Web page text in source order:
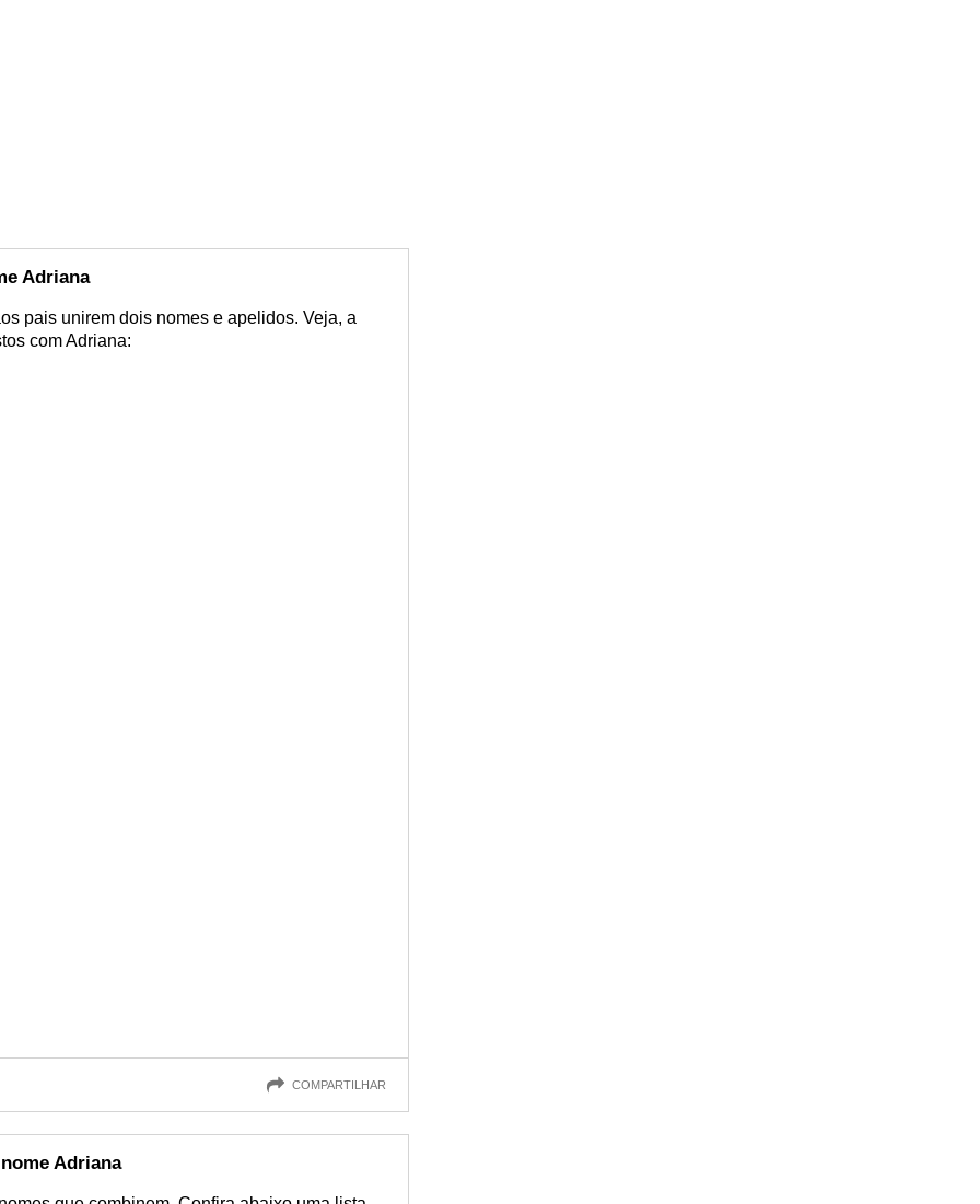
Adriana
pais unirem dois nomes e apelidos. Veja, a
com Adriana:
COMPARTILHAR
Adriana